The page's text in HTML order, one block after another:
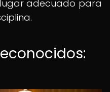
adecuado para